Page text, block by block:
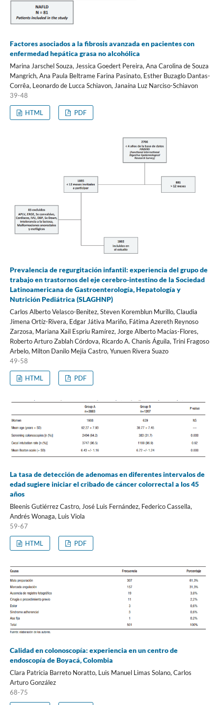
Factores asociados a la fibrosis avanzada en pacientes con
enfermedad hepática grasa no alcohólica
Marina Jarschel Souza, Jessica Goedert Pereira, Ana Carolina de Souza
Mangrich, Ana Paula Beltrame Farina Pasinato, Esther Buzaglo Dantas-
Corrêa, Leonardo de Lucca Schiavon, Janaína Luz Narciso-Schiavon
39-48
HTML PDF
Prevalencia de regurgitación infantil: experiencia del grupo de
trabajo en trastornos del eje cerebro-intestino de la Sociedad
Latinoamericana de Gastroenterología, Hepatología y
Nutrición Pediátrica (SLAGHNP)
Carlos Alberto Velasco-Benitez, Steven Koremblun Murillo, Claudia
Jimena Ortíz-Rivera, Edgar Játiva Mariño, Fátima Azereth Reynoso
Zarzosa, Mariana Xail Espriu Ramírez, Jorge Alberto Macías-Flores,
Roberto Arturo Zablah Córdova, Ricardo A. Chanis Águila, Trini Fragoso
Arbelo, Milton Danilo Mejía Castro, Yunuen Rivera Suazo
49-58
HTML PDF
La tasa de detección de adenomas en diferentes intervalos de
edad sugiere iniciar el cribado de cáncer colorrectal a los 45
años
Bleenis Gutiérrez Castro, José Luis Fernández, Federico Cassella,
Andrés Wonaga, Luis Viola
59-67
HTML PDF
Calidad en colonoscopía: experiencia en un centro de
endoscopía de Boyacá, Colombia
Clara Patricia Barreto Noratto, Luis Manuel Limas Solano, Carlos
Arturo González
68-75